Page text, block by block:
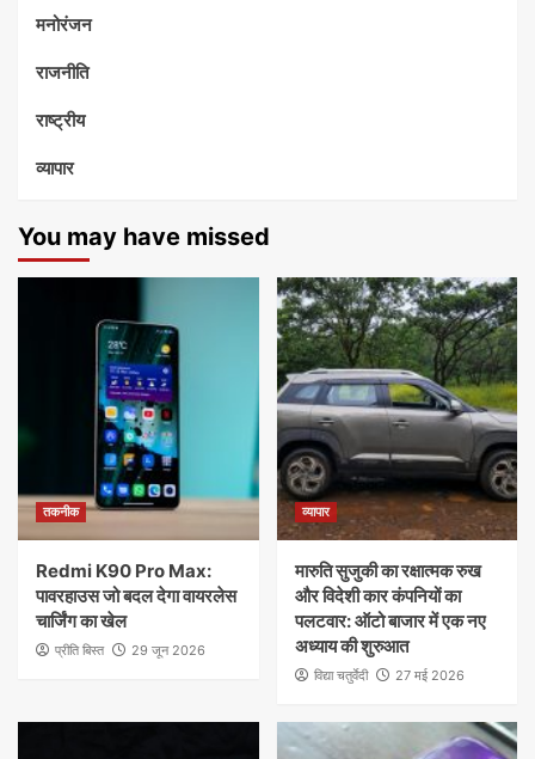
मनोरंजन
राजनीति
राष्ट्रीय
व्यापार
You may have missed
तकनीक
Redmi K90 Pro Max:
पावरहाउस जो बदल देगा वायरलेस
चार्जिंग का खेल
प्रीति बिस्त 29 जून 2026
व्यापार
मारुति सुजुकी का रक्षात्मक रुख
और विदेशी कार कंपनियों का
पलटवार: ऑटो बाजार में एक नए
अध्याय की शुरुआत
विद्या चतुर्वेदी 27 मई 2026